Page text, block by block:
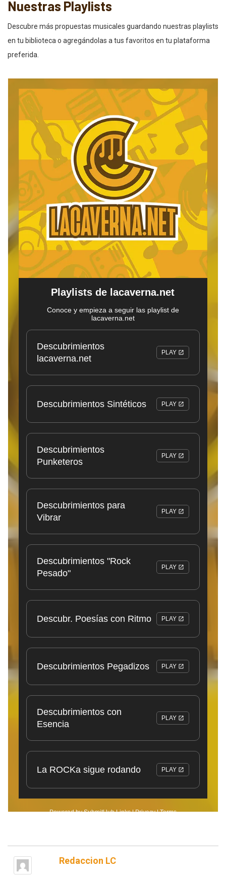
Nuestras Playlists
Descubre más propuestas musicales guardando nuestras playlists
en tu biblioteca o agregándolas a tus favoritos en tu plataforma
preferida.
Redaccion LC